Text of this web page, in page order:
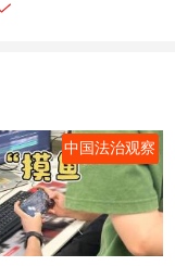
中国法治观察